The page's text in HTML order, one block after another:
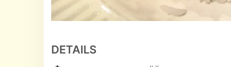
DETAILS